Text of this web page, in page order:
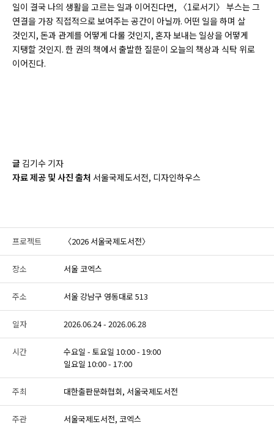
일이 결국 나의 생활을 고르는 일과 이어진다면, 〈1로서기〉 부스는 그
연결을 가장 직접적으로 보여주는 공간이 아닐까. 어떤 일을 하며 살
것인지, 돈과 관계를 어떻게 다룰 것인지, 혼자 보내는 일상을 어떻게
지탱할 것인지. 한 권의 책에서 출발한 질문이 오늘의 책상과 식탁 위로
이어진다.
글 김기수 기자
자료 제공 및 사진 출처 서울국제도서전, 디자인하우스
프로젝트 〈2026 서울국제도서전〉
장소 서울 코엑스
주소 서울 강남구 영동대로 513
일자 2026.06.24 - 2026.06.28
시간
수요일 - 토요일 10:00 - 19:00
일요일 10:00 - 17:00
주최 대한출판문화협회, 서울국제도서전
주관 서울국제도서전, 코엑스